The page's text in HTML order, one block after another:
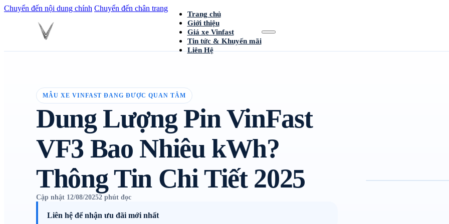
Chuyển đến nội dung chính Chuyển đến chân trang
Trang chủ
Giới thiệu
Giá xe Vinfast
Tin tức & Khuyến mãi
Liên Hệ
MẪU XE VINFAST ĐANG ĐƯỢC QUAN TÂM
Dung Lượng Pin VinFast
VF3 Bao Nhiêu kWh?
Thông Tin Chi Tiết 2025
Cập nhật 12/08/20252 phút đọc
Liên hệ để nhận ưu đãi mới nhất